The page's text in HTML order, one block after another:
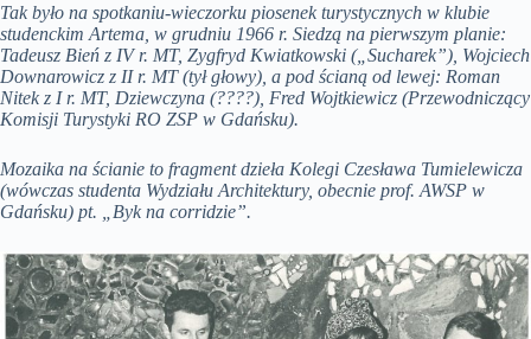
Tak było na spotkaniu-wieczorku piosenek turystycznych w klubie
studenckim Artema, w grudniu 1966 r. Siedzą na pierwszym planie:
Tadeusz Bień z IV r. MT, Zygfryd Kwiatkowski („Sucharek”), Wojciech
Downarowicz z II r. MT (tył głowy), a pod ścianą od lewej: Roman
Nitek z I r. MT, Dziewczyna (????), Fred Wojtkiewicz (Przewodniczący
Komisji Turystyki RO ZSP w Gdańsku).
Mozaika na ścianie to fragment dzieła Kolegi Czesława Tumielewicza
(wówczas studenta Wydziału Architektury, obecnie prof. AWSP w
Gdańsku) pt. „Byk na corridzie”.